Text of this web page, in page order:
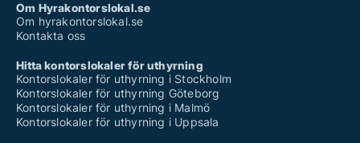
Om Hyrakontorslokal.se
Om hyrakontorslokal.se
Kontakta oss
Hitta kontorslokaler för uthyrning
Kontorslokaler för uthyrning i Stockholm
Kontorslokaler för uthyrning Göteborg
Kontorslokaler för uthyrning i Malmö
Kontorslokaler för uthyrning i Uppsala